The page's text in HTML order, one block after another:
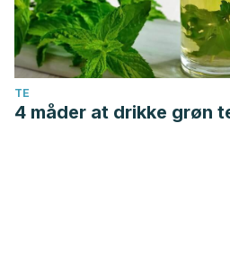
TE
4 måder at drikke grøn